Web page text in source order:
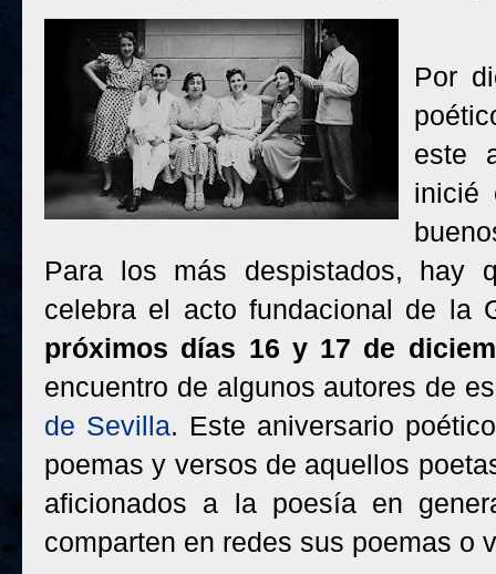
Por
este
inicié
Para los más despistados, hay
celebra el acto fundacional de la
próximos días 16 y 17 de
encuentro de algunos autores de
de Sevilla. Este aniversario
poemas y versos de aquellos
aficionados a la poesía en
comparten en redes sus poemas o